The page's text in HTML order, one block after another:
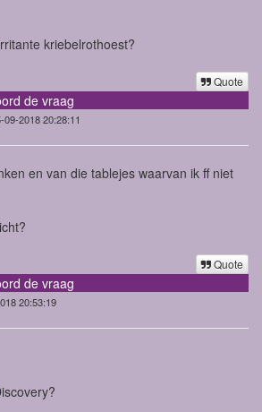
kriebelrothoest?
Quote
de vraag
2018 20:28:11
en van die tablejes waarvan ik ff niet
Quote
de vraag
20:53:19